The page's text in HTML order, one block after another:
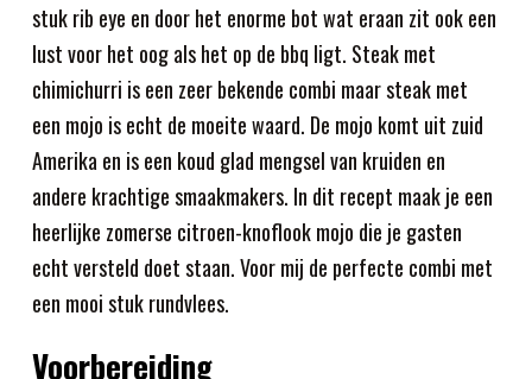
stuk rib eye en door het enorme bot wat eraan zit ook een
lust voor het oog als het op de bbq ligt. Steak met
chimichurri is een zeer bekende combi maar steak met
een mojo is echt de moeite waard. De mojo komt uit zuid
Amerika en is een koud glad mengsel van kruiden en
andere krachtige smaakmakers. In dit recept maak je een
heerlijke zomerse citroen-knoflook mojo die je gasten
echt versteld doet staan. Voor mij de perfecte combi met
een mooi stuk rundvlees.
Voorbereiding